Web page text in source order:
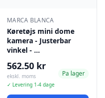
MARCA BLANCA
Køretøjs mini dome
kamera - Justerbar
vinkel - …
562.50 kr
ekskl. moms
✓ Levering 1-4 dage
Pa lager